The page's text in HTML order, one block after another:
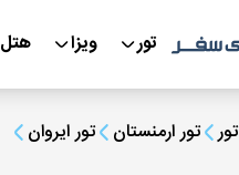
تور ویزا هتل
تور تور ارمنستان تور ایروان